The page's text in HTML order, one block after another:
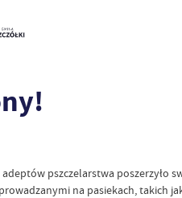
pszczelarstwa poszerzyło
na pasiekach, takich